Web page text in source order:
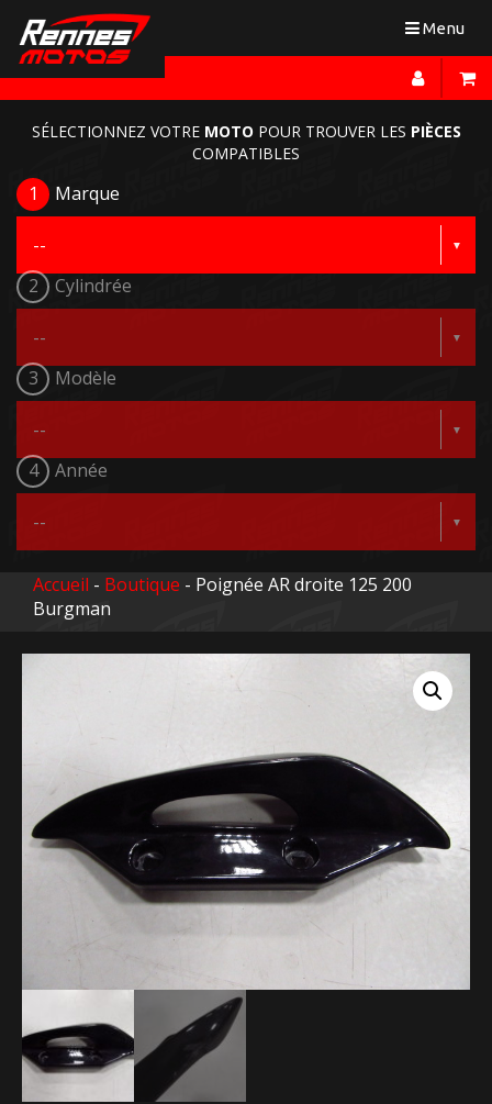
Toggle
Menu
SÉLECTIONNEZ VOTRE MOTO POUR TROUVER LES PIÈCES
COMPATIBLES
1 Marque
2 Cylindrée
3 Modèle
4 Année
Accueil - Boutique - Poignée AR droite 125 200
Burgman